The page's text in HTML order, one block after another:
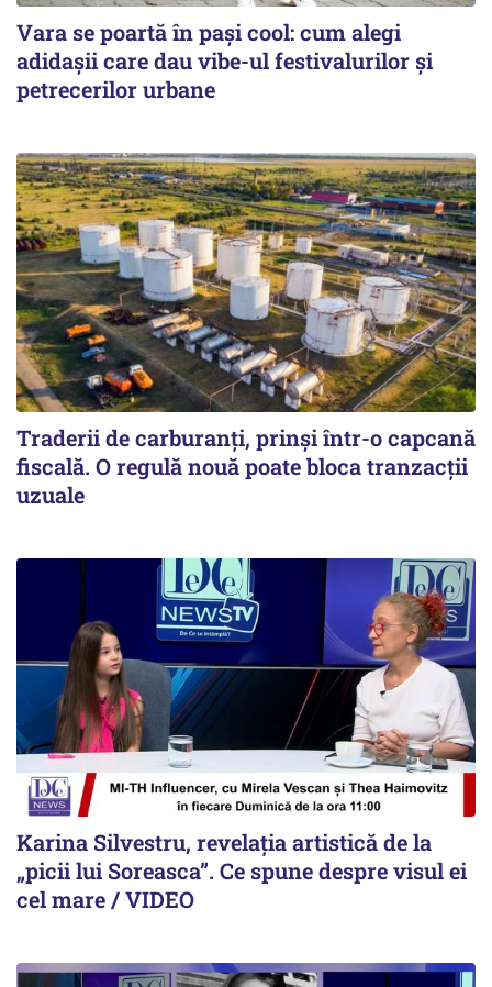
Vara se poartă în pași cool: cum alegi
adidașii care dau vibe-ul festivalurilor și
petrecerilor urbane
Traderii de carburanți, prinși într-o capcană
fiscală. O regulă nouă poate bloca tranzacții
uzuale
Karina Silvestru, revelația artistică de la
„picii lui Soreasca”. Ce spune despre visul ei
cel mare / VIDEO